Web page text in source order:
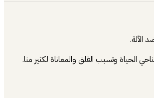
الآلة.
الحياة وتسبب القلق والمعاناة لكثير منا.